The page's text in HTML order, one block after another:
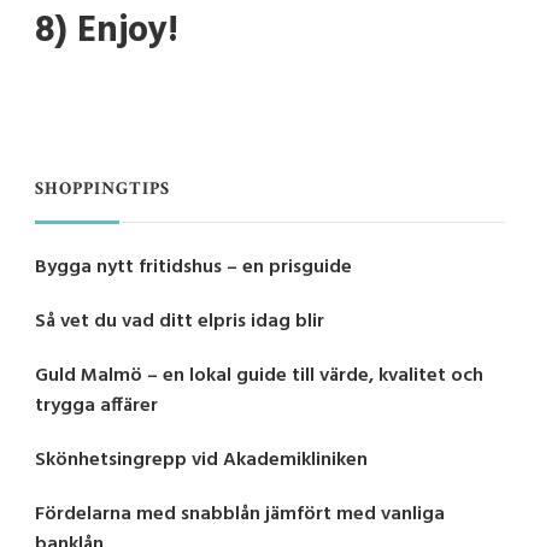
8) Enjoy!
SHOPPINGTIPS
Bygga nytt fritidshus – en prisguide
Så vet du vad ditt elpris idag blir
Guld Malmö – en lokal guide till värde, kvalitet och
trygga affärer
Skönhetsingrepp vid Akademikliniken
Fördelarna med snabblån jämfört med vanliga